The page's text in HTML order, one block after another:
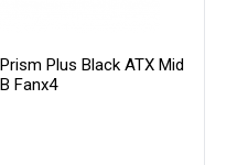
Plus Black ATX Mid
Fanx4